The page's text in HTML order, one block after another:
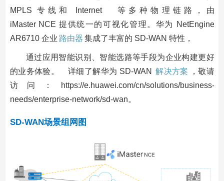
MPLS 专线和 Internet 等多种物理链路，由
iMaster NCE 提供统一的可视化管理。华为 NetEngine
AR6710 企业 路由器 集成了丰富的 SD-WAN 特性，
通过应用智能识别、智能选路等手段为企业构建更好
的业务体验。 详细了解华为 SD-WAN
解决方案
，敬请
访问：https://e.huawei.com/cn/solutions/business-
needs/enterprise-network/sd-wan。
SD-WAN场景组网图